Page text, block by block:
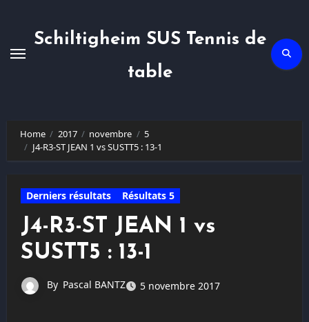
Schiltigheim SUS Tennis de
table
Home 2017 novembre
5
J4-R3-ST JEAN 1 vs SUSTT5 : 13-1
Derniers résultats Résultats 5
J4-R3-ST JEAN 1 vs
SUSTT5 : 13-1
By Pascal BANTZ 5 novembre 2017